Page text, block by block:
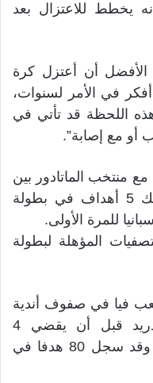
يخطط للاعتزال بعد
أن أعتزل كرة
في الأمر لسنوات،
33 و34 و35 عاما، هذه اللحظة قد تأتي في
أو مع إصابة”.
هدفا في 98 مباراة مع منتخب الماتادور بين
عامي 2004 و2017، بما في ذلك 5 أهداف في بطولة
التصفيات المؤهلة لبطولة
فيا في صفوف أندية
فالنسيا، وبرشلونة، وأتلتيكو مدريد قبل أن يقضي 4
مواسم مع نادي نيويورك سيتي، وقد سجل 80 هدفا في